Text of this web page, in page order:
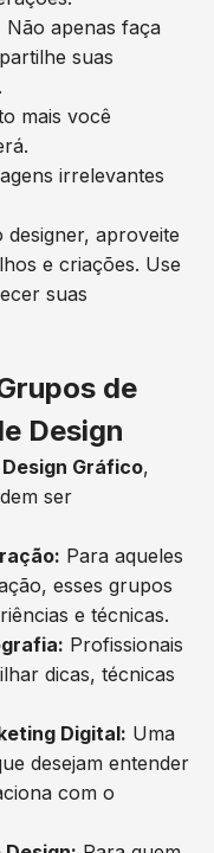
Não apenas faça
suas
mais você
irrelevantes
designer, aproveite
e criações. Use
suas
de
Design
Gráfico,
ser
Para aqueles
esses grupos
e técnicas.
Profissionais
dicas, técnicas
Digital: Uma
desejam entender
com o